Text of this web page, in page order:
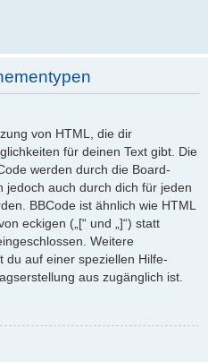
von HTML, die dir
für deinen Text gibt. Die
werden durch die Board-
jedoch auch durch dich für jeden
BBCode ist ähnlich wie HTML
eckigen („[“ und „]“) statt
Weitere
du auf einer speziellen Hilfe-
aus zugänglich ist.